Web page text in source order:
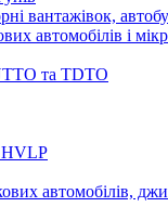
вантажівок,
автомобілів і
та TDTO
HVLP
автомобілів,